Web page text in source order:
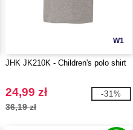
W1
JHK JK210K - Children's polo shirt
24,99 zł
36,19 zł
-31%